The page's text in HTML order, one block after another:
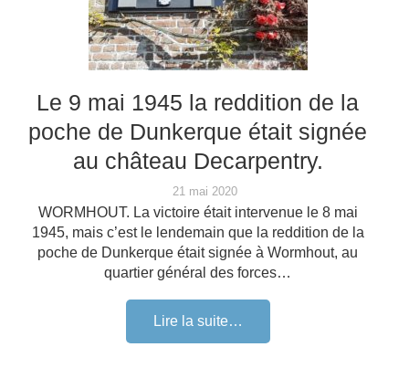
Le 9 mai 1945 la reddition de la
poche de Dunkerque était signée
au château Decarpentry.
21 mai 2020
WORMHOUT. La victoire était intervenue le 8 mai
1945, mais c’est le lendemain que la reddition de la
poche de Dunkerque était signée à Wormhout, au
quartier général des forces…
Lire la suite…